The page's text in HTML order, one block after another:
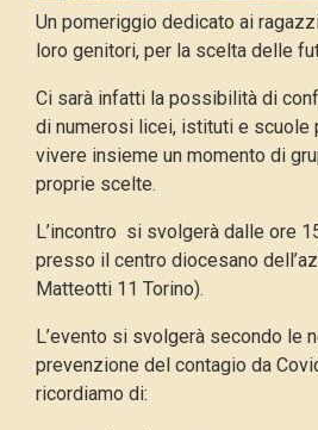
Un pomeriggio dedicato ai
loro genitori, per la scelta delle
Ci sarà infatti la possibilità di
di numerosi licei, istituti e
vivere insieme un momento di
proprie scelte.
L’incontro si svolgerà dalle ore
presso il centro diocesano
Matteotti 11 Torino).
L’evento si svolgerà secondo le
prevenzione del contagio da
ricordiamo di: